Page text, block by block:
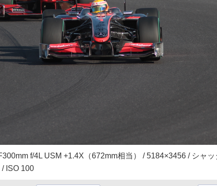
f/4L USM +1.4X（672mm相当） / 5184×3456 / シャ
/ ISO 100